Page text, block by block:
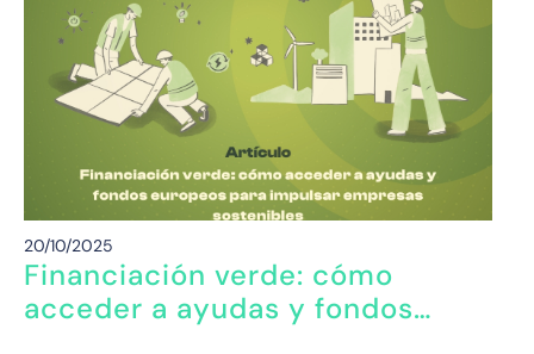
20/10/2025
Financiación verde: cómo
acceder a ayudas y fondos